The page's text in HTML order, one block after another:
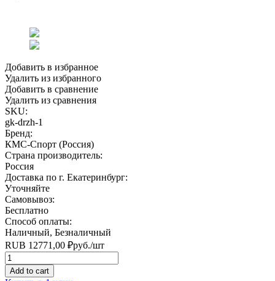
Добавить в избранное
Удалить из избранного
Добавить в сравнение
Удалить из сравнения
SKU:
gk-drzh-1
Бренд:
КМС-Спорт (Россия)
Страна производитель:
Россия
Доставка по г. Екатеринбург:
Уточняйте
Самовывоз:
Бесплатно
Способ оплаты:
Наличный, Безналичный
RUB 12771,00 ₽руб./шт
Quantity
Add to cart